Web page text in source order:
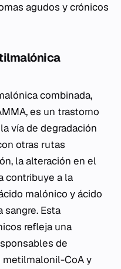
agudos y crónicos
combinada,
es un trastorno
vía de degradación
otras rutas
la alteración en el
contribuye a la
malónico y ácido
sangre. Esta
refleja una
de
metilmalonil-CoA y